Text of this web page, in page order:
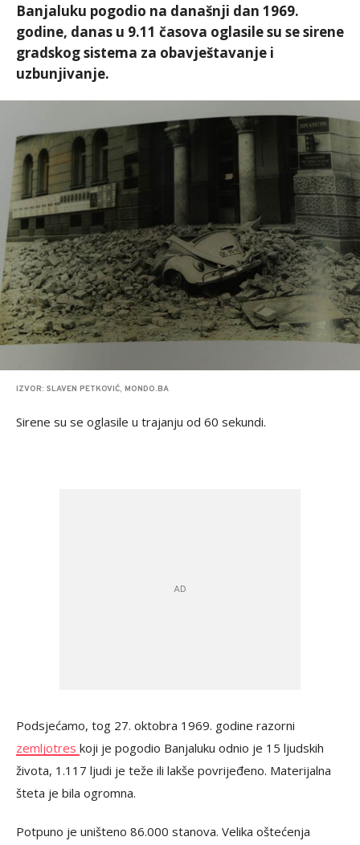
Banjaluku pogodio na današnji dan 1969.
godine, danas u 9.11 časova oglasile su se sirene
gradskog sistema za obavještavanje i
uzbunjivanje.
IZVOR: SLAVEN PETKOVIĆ, MONDO.BA
Sirene su se oglasile u trajanju od 60 sekundi.
Podsjećamo, tog 27. oktobra 1969. godine razorni
zemljotres koji je pogodio Banjaluku odnio je 15 ljudskih
života, 1.117 ljudi je teže ili lakše povrijeđeno. Materijalna
šteta je bila ogromna.
Potpuno je uništeno 86.000 stanova. Velika oštećenja